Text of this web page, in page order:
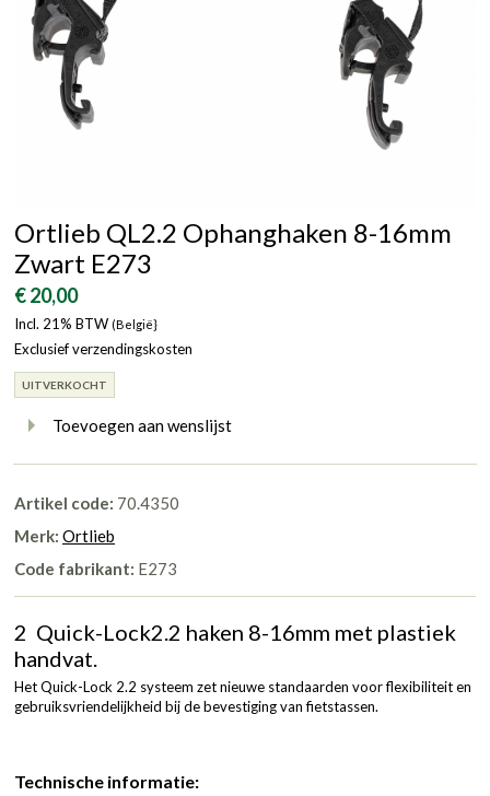
Ortlieb QL2.2 Ophanghaken 8-16mm
Zwart E273
€ 20,00
Incl. 21% BTW (België}
Exclusief verzendingskosten
UITVERKOCHT
Toevoegen aan wenslijst
Artikel code: 70.4350
Merk: Ortlieb
Code fabrikant: E273
2 Quick-Lock2.2 haken 8-16mm met plastiek
handvat.
Het Quick-Lock 2.2 systeem zet nieuwe standaarden voor flexibiliteit en
gebruiksvriendelijkheid bij de bevestiging van fietstassen.
Technische informatie: